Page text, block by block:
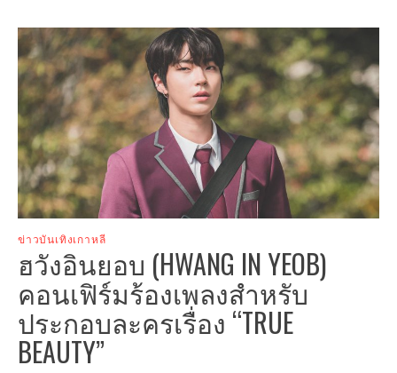
ข่าวบันเทิงเกาหลี
ฮวังอินยอบ (HWANG IN YEOB)
คอนเฟิร์มร้องเพลงสำหรับ
ประกอบละครเรื่อง “TRUE
BEAUTY”